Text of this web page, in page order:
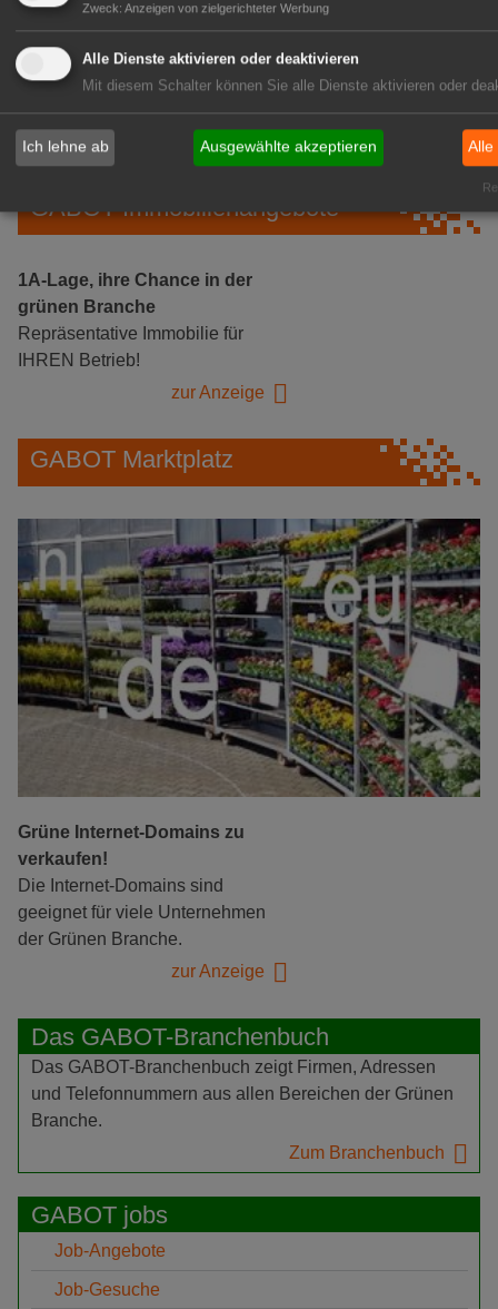
Gärtnerei Hanns
Mitarbeiter (m/w/d) für unsere
Logistikhalle
zur Stellenanzeige
GABOT Immobilienangebote
1A-Lage, ihre Chance in der
grünen Branche
Repräsentative Immobilie für
IHREN Betrieb!
zur Anzeige
GABOT Marktplatz
Grüne Internet-Domains zu
verkaufen!
Die Internet-Domains sind
geeignet für viele Unternehmen
der Grünen Branche.
zur Anzeige
Das GABOT-Branchenbuch
Das GABOT-Branchenbuch zeigt Firmen, Adressen
und Telefonnummern aus allen Bereichen der Grünen
Branche.
Zum Branchenbuch
GABOT jobs
Job-Angebote
Job-Gesuche
Zweck: Anzeigen von zielgerichteter Werbung
Alle Dienste aktivieren oder deaktivieren
Mit diesem Schalter können Sie alle Dienste aktivieren oder
Ich lehne ab Ausgewählte akzeptieren Alle